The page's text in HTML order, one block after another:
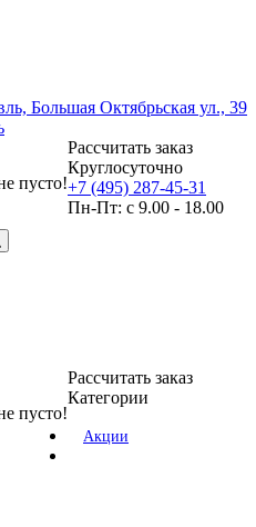
Большая Октябрьская ул., 39
пусто!
Рассчитать заказ
Круглосуточно
+7 (495) 287-45-31
Пн-Пт: с 9.00 - 18.00
пусто!
Рассчитать заказ
Категории
Акции